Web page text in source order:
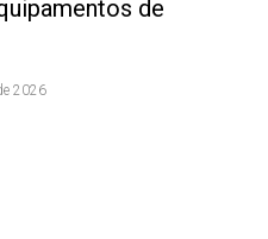
de
2026